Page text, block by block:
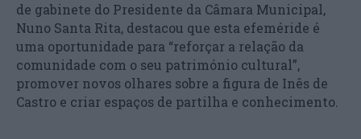
de gabinete do Presidente da Câmara Municipal,
Nuno Santa Rita, destacou que esta efeméride é
uma oportunidade para “reforçar a relação da
comunidade com o seu património cultural”,
promover novos olhares sobre a figura de Inês de
Castro e criar espaços de partilha e conhecimento.